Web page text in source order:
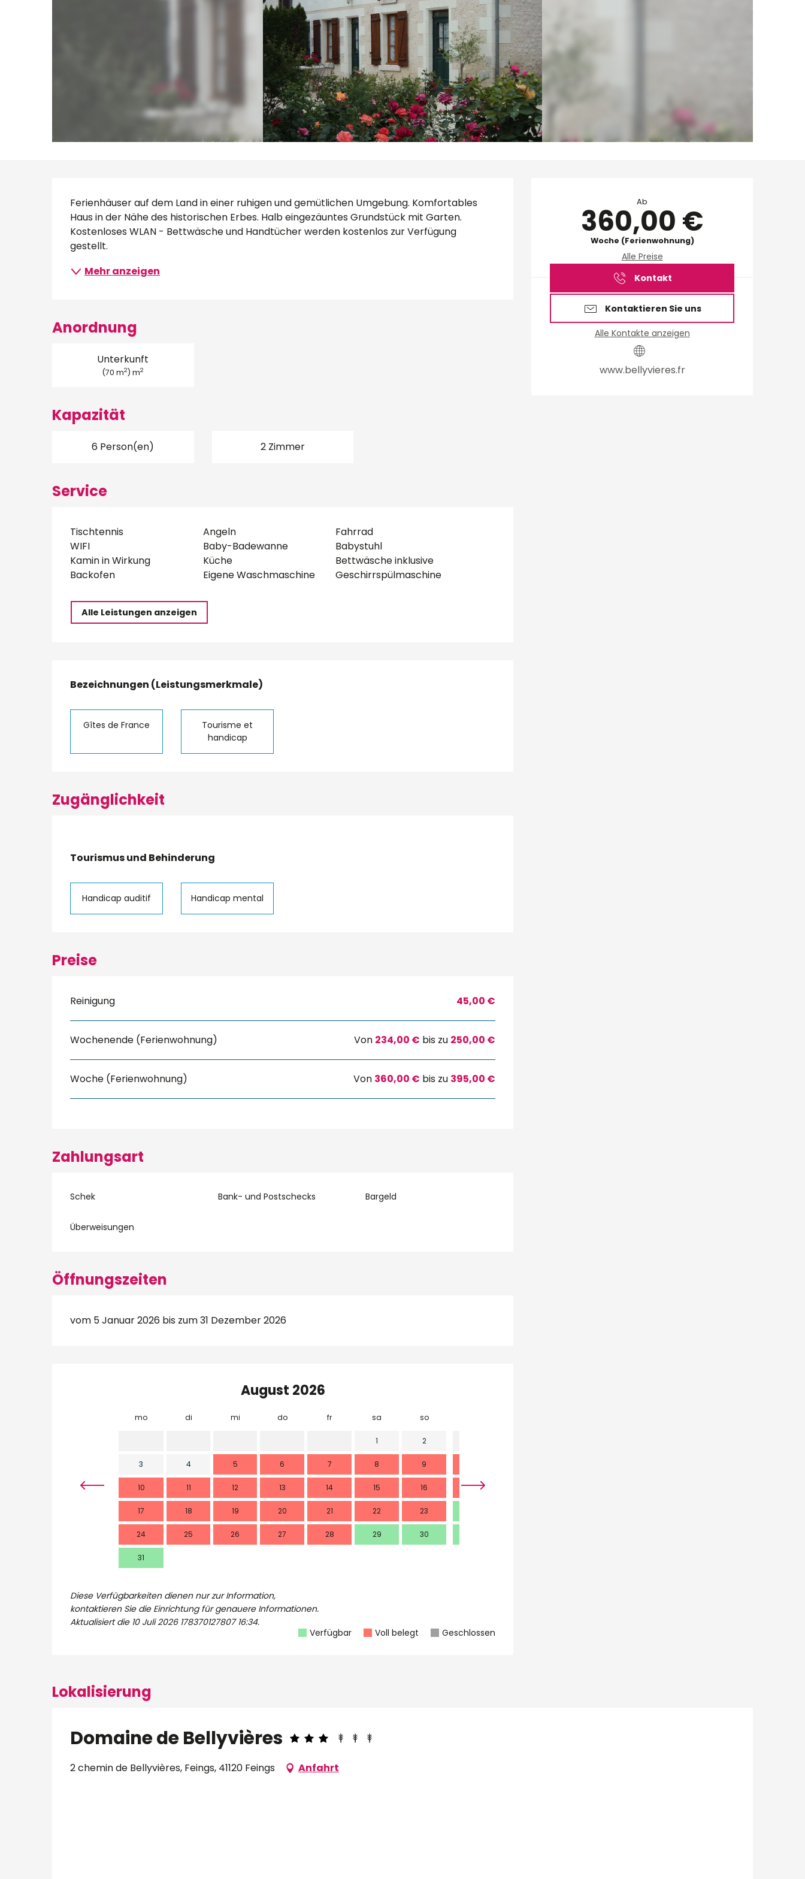
Öffnungszeiten &
Ab
360,00 €
Woche (Ferienwohnung)
Alle Preise
Kontakt
Kontaktieren Sie uns
Alle Kontakte anzeigen
www.bellyvieres.fr
Beschreibung
Ferienhäuser auf dem Land in einer ruhigen und gemütlichen Umgebung. Komfortables
Haus in der Nähe des historischen Erbes. Halb eingezäuntes Grundstück mit Garten.
Kostenloses WLAN - Bettwäsche und Handtücher werden kostenlos zur Verfügung
gestellt.
Mehr anzeigen
Anordnung
Unterkunft
(70 m2) m2
Kapazität
6 Person(en) 2 Zimmer
Service
Tischtennis Angeln
Fahrrad
WIFI
Baby-Badewanne
Babystuhl
Kamin in Wirkung
Küche
Bettwäsche inklusive
Backofen
Eigene Waschmaschine Geschirrspülmaschine
Alle Leistungen anzeigen
Leistungensmöglichkeiten
Bezeichnungen (Leistungsmerkmale)
Bezeichnungen (Leistungsmerkmale)
Gîtes de France
Tourisme et
handicap
Zugänglichkeit
Tourismus und Behinderung
Tourismus und Behinderung
Handicap auditif Handicap mental
Preise
Reinigung 45,00 €
Wochenende (Ferienwohnung) Von 234,00 € bis zu 250,00 €
Woche (Ferienwohnung) Von 360,00 € bis zu 395,00 €
Zahlungsart
Schek Bank- und Postschecks Bargeld
Überweisungen
Öffnungszeiten
vom 5 Januar 2026 bis zum 31 Dezember 2026
August 2026
mo di mi do fr sa so
1 2
3 4 5 6 7 8 9
10 11 12 13 14 15 16
17 18 19 20 21 22 23
24 25 26 27 28 29 30
31
14
Diese Verfügbarkeiten dienen nur zur Information,
kontaktieren Sie die Einrichtung für genauere Informationen.
Aktualisiert die10 Juli 2026 178370127807 16:34.
Verfügbar
Voll belegt Geschlossen
Lokalisierung
Domaine de Bellyvières
2 chemin de Bellyvières, Feings, 41120 Feings Anfahrt